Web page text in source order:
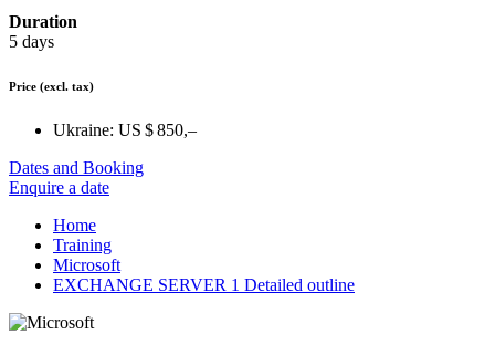
Duration
5 days
Price (excl. tax)
Ukraine: US $ 850,–
Dates and Booking
Enquire a date
Home
Training
Microsoft
EXCHANGE SERVER 1 Detailed outline